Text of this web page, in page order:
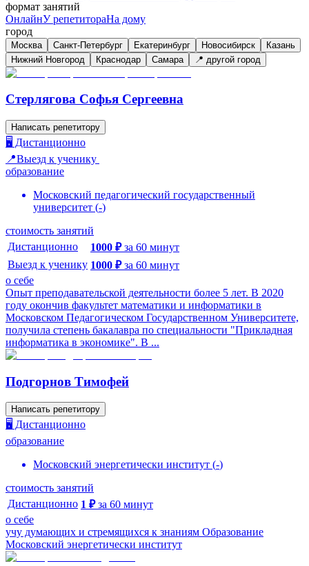
формат занятий
ОнлайнУ репетитораНа дому
город
Москва Санкт-Петербург Екатеринбург Новосибирск
Казань
Нижний Новгород
Краснодар Самара 📍 другой город
Стерлягова Софья Сергеевна
Написать репетитору
🖥️ Дистанционно
📍Выезд к ученику
образование
Московский педагогический государственный
университет (-)
стоимость занятий
Дистанционно
1000 ₽ за 60 минут
Выезд к ученику 1000 ₽ за 60 минут
о себе
Опыт преподавательской деятельности более 5 лет. В 2020
году окончив факультет математики и информатики в
Московском Педагогическом Государственном Университете,
получила степень бакалавра по специальности "Прикладная
информатика в экономике". В ...
Подгорнов Тимофей
Написать репетитору
🖥️ Дистанционно
образование
Московский энергетически институт (-)
стоимость занятий
Дистанционно 1 ₽ за 60 минут
о себе
учу думающих и стремящихся к знаниям Образование
Московский энергетически институт